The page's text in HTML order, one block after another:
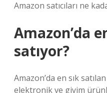
Amazon satıcıları ne
Amazon’da
satıyor?
Amazon’da en sık
elektronik ve giyim